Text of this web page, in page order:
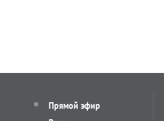
Прямой эфир